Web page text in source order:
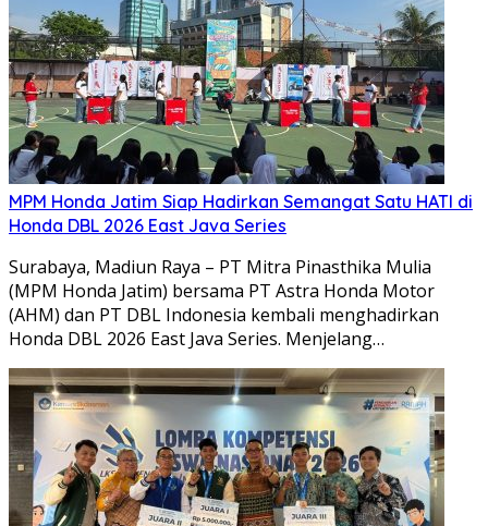
MPM Honda Jatim Siap Hadirkan Semangat Satu HATI di
Honda DBL 2026 East Java Series
Surabaya, Madiun Raya – PT Mitra Pinasthika Mulia
(MPM Honda Jatim) bersama PT Astra Honda Motor
(AHM) dan PT DBL Indonesia kembali menghadirkan
Honda DBL 2026 East Java Series. Menjelang…